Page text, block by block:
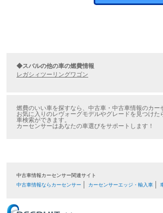
◆スバルの他の車の燃費情報
レガシィツーリングワゴン
燃費のいい車を探すなら、中古車・中古車情報のカ
お気に入りのレヴォーグモデルやグレードを見つけ
車検索ができます。
カーセンサーはあなたの車選びをサポートします！
中古車情報カーセンサー関連サイト
中古車情報ならカーセンサー
カーセンサーエッジ・輸入車